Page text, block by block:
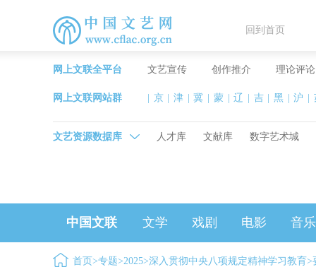
回到首页
网上文联全平台 文艺宣传 创作推介 理论评论
网上文联网站群 京 津 冀 蒙 辽 吉 黑 沪
文艺资源数据库 人才库 文献库 数字艺术城
中国文联 文学 戏剧 电影 音乐
首页 >专题>2025>深入贯彻中央八项规定精神学习教育>